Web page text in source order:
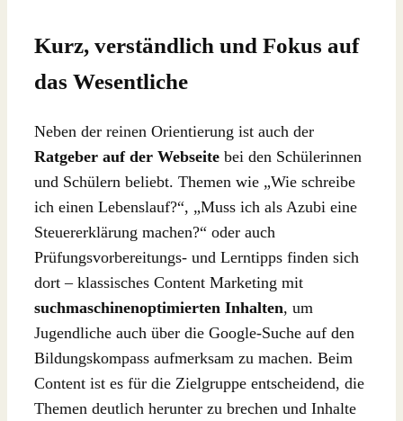
Kurz, verständlich und Fokus auf
das Wesentliche
Neben der reinen Orientierung ist auch der
Ratgeber auf der Webseite bei den Schülerinnen
und Schülern beliebt. Themen wie „Wie schreibe
ich einen Lebenslauf?“, „Muss ich als Azubi eine
Steuererklärung machen?“ oder auch
Prüfungsvorbereitungs- und Lerntipps finden sich
dort – klassisches Content Marketing mit
suchmaschinenoptimierten Inhalten, um
Jugendliche auch über die Google-Suche auf den
Bildungskompass aufmerksam zu machen. Beim
Content ist es für die Zielgruppe entscheidend, die
Themen deutlich herunter zu brechen und Inhalte